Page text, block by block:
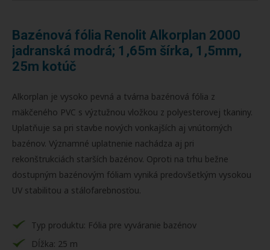
Bazénová fólia Renolit Alkorplan 2000
jadranská modrá; 1,65m šírka, 1,5mm,
25m kotúč
Alkorplan je vysoko pevná a tvárna bazénová fólia z
mäkčeného PVC s výztužnou vložkou z polyesterovej tkaniny.
Uplatňuje sa pri stavbe nových vonkajších aj vnútorných
bazénov. Významné uplatnenie nachádza aj pri
rekonštrukciách starších bazénov. Oproti na trhu bežne
dostupným bazénovým fóliam vyniká predovšetkým vysokou
UV stabilitou a stálofarebnosťou.
Typ produktu: Fólia pre vyváranie bazénov
Dĺžka: 25 m